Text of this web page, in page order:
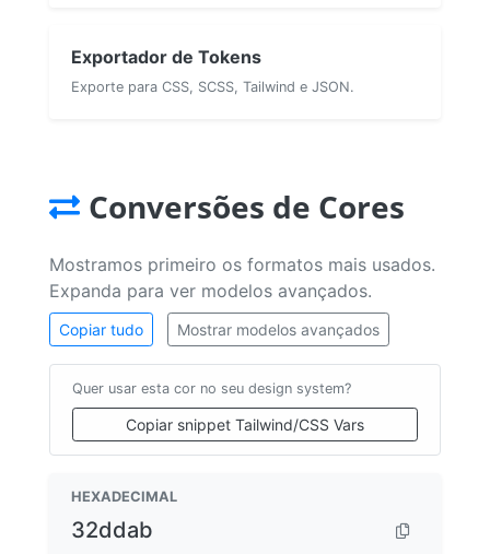
Exportador de Tokens
Exporte para CSS, SCSS, Tailwind e JSON.
Conversões de Cores
Mostramos primeiro os formatos mais usados.
Expanda para ver modelos avançados.
Copiar tudo Mostrar modelos avançados
Quer usar esta cor no seu design system?
Copiar snippet Tailwind/CSS Vars
HEXADECIMAL
32ddab